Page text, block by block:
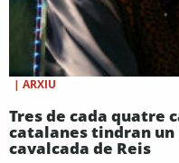
| ARXIU
Tres de cada quatre
catalanes tindran
cavalcada de Reis